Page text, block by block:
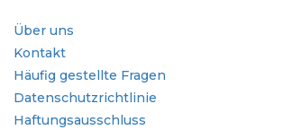
Über uns
Kontakt
Häufig gestellte Fragen
Datenschutzrichtlinie
Haftungsausschluss